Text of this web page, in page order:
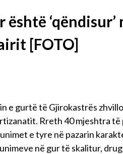
[FOTO]
e gurtë të Gjirokastrës
Rreth 40 mjeshtra
e tyre në pazarin
në gur të skalitur,